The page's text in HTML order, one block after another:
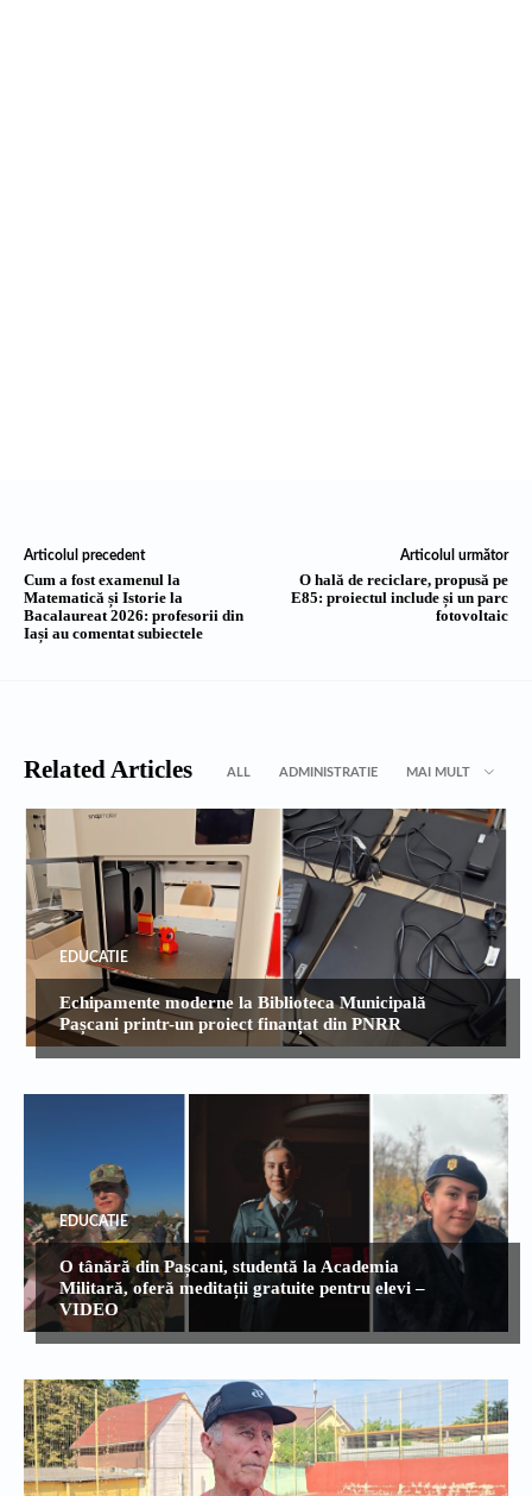
Articolul precedent
Cum a fost examenul la
Matematică și Istorie la
Bacalaureat 2026: profesorii din
Iași au comentat subiectele
Articolul următor
O hală de reciclare, propusă pe
E85: proiectul include și un parc
fotovoltaic
Related Articles ALL ADMINISTRATIE MAI MULT
EDUCATIE
Echipamente moderne la Biblioteca Municipală
Pașcani printr-un proiect finanțat din PNRR
EDUCATIE
O tânără din Pașcani, studentă la Academia
Militară, oferă meditații gratuite pentru elevi –
VIDEO